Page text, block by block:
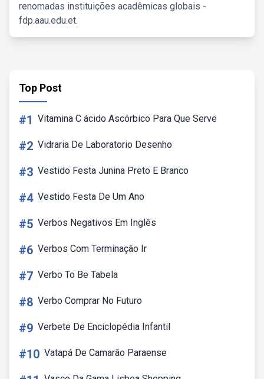
renomadas instituições acadêmicas globais -
fdp.aau.edu.et.
Top Post
#1 Vitamina C ácido Ascórbico Para Que Serve
#2 Vidraria De Laboratorio Desenho
#3 Vestido Festa Junina Preto E Branco
#4 Vestido Festa De Um Ano
#5 Verbos Negativos Em Inglês
#6 Verbos Com Terminação Ir
#7 Verbo To Be Tabela
#8 Verbo Comprar No Futuro
#9 Verbete De Enciclopédia Infantil
#10 Vatapá De Camarão Paraense